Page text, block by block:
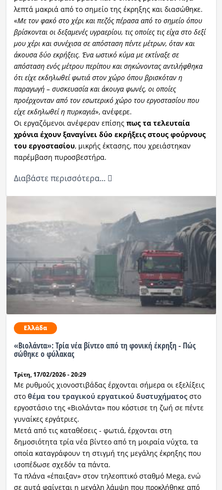
λεπτά μακριά από το σημείο της έκρηξης και διασώθηκε.
«Με τον φακό στο χέρι και πεζός πέρασα από το σημείο όπου
βρίσκονται οι δεξαμενές υγραερίου, τις οποίες τις είχα στο δεξί
μου χέρι και συνέχισα σε απόσταση πέντε μέτρων, όταν και
άκουσα δύο εκρήξεις. Ένα ωστικό κύμα με εκτίναξε σε
απόσταση ενός μέτρου περίπου και σηκώνοντας αντιλήφθηκα
ότι είχε εκδηλωθεί φωτιά στον χώρο όπου βρισκόταν η
παραγωγή – συσκευασία και άκουγα φωνές, οι οποίες
προέρχονταν από τον εσωτερικό χώρο του εργοστασίου που
είχε εκδηλωθεί η πυρκαγιά», ανέφερε.
Οι εργαζόμενοι ανέφεραν επίσης πως τα τελευταία
χρόνια έχουν ξαναγίνει δύο εκρήξεις στους φούρνους
του εργοστασίου, μικρής έκτασης, που χρειάστηκαν
παρέμβαση πυροσβεστήρα.
Διαβάστε περισσότερα...
Ελλάδα
«Βιολάντα»: Τρία νέα βίντεο από τη φονική έκρηξη - Πώς
σώθηκε ο φύλακας
Τρίτη, 17/02/2026 - 20:29
Με ρυθμούς χιονοστιβάδας έρχονται σήμερα οι εξελίξεις
στο θέμα του τραγικού εργατικού δυστυχήματοςστο
εργοστάσιο της «Βιολάντα» που κόστισε τη ζωή σε πέντε
γυναίκες εργάτριες.
Μετά από τις καταθέσεις - φωτιά, έρχονται στη
δημοσιότητα τρία νέα βίντεο από τη μοιραία νύχτα, τα
οποία καταγράφουν τη στιγμή της μεγάλης έκρηξης που
ισοπέδωσε σχεδόν τα πάντα.
Τα πλάνα «έπαιξαν» στον τηλεοπτικό σταθμό Mega, ενώ
σε αυτά φαίνεται η μεγάλη λάμψη που προκλήθηκε από